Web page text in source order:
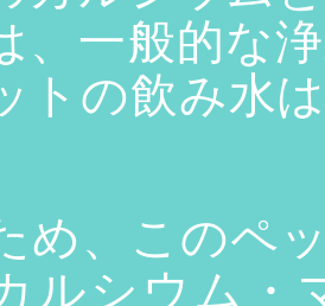
、一般的な
トの飲み水
め、このペ
ルシウム・